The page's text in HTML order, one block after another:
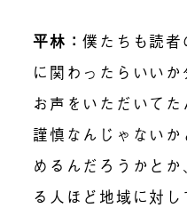
平林：僕たちも読
に関わったらいい
お声をいただいて
謹慎なんじゃない
めるんだろうかと
る人ほど地域に対